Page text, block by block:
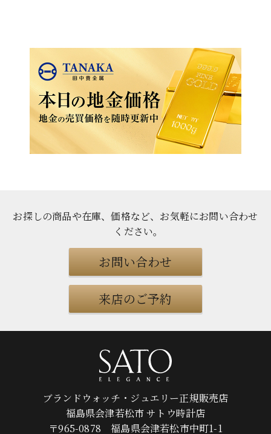
お探しの商品や在庫、価格など、お気軽にお問い合わせ
ください。
お問い合わせ
来店のご予約
ブランドウォッチ・ジュエリー正規販売店
福島県会津若松市 サトウ時計店
〒965-0878 福島県会津若松市中町1-1